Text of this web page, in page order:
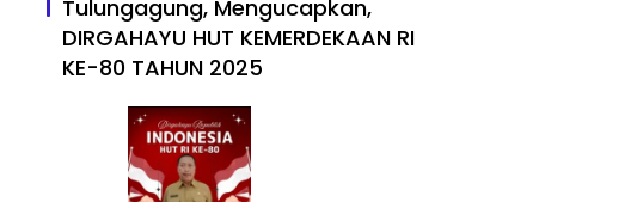
Tulungagung, Mengucapkan,
DIRGAHAYU HUT KEMERDEKAAN RI
KE-80 TAHUN 2025